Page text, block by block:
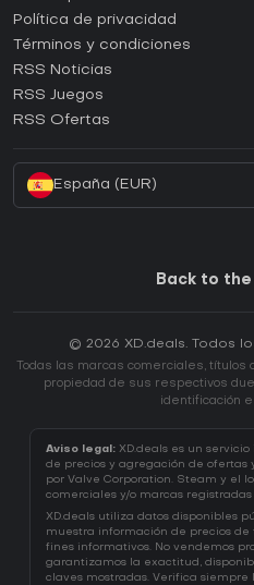
¿Cómo activar una CD Key de
¿Cómo activar una CD Key de
¿Cómo activar una CD Key de
Política de privacidad
Términos y condiciones
RSS Noticias
RSS Juegos
RSS Ofertas
España (EUR)
Back to
© 2026 XD.deals. Todos
Todas las marcas comerciales, títulos
propiedad de sus respectivos
identificación
Aviso legal: XD.deals es un
de precios y agregación de ofertas
por Valve Corporation. Steam y el
comerciales y/o marcas
XD.deals utiliza datos disponibles
muestra información de precios de
fines informativos. No vendemos
garantizamos la exactitud,
claves mostradas. Verifica siempre